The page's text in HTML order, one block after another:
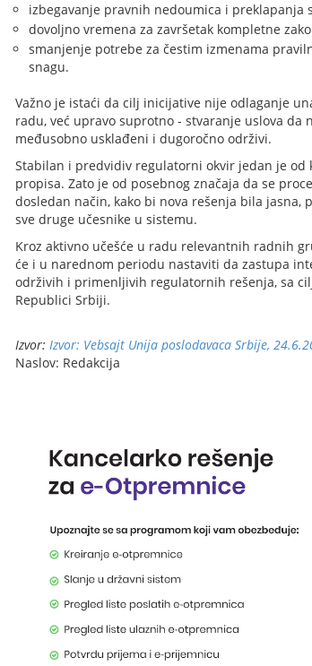
izbegavanje pravnih nedoumica i preklapanja
dovoljno vremena za završetak kompletne
smanjenje potrebe za čestim izmenama
snagu.
Važno je istaći da cilj inicijative nije odlaganje
radu, već upravo suprotno - stvaranje uslova
međusobno usklađeni i dugoročno održivi.
Stabilan i predvidiv regulatorni okvir jedan je
propisa. Zato je od posebnog značaja da se
dosledan način, kako bi nova rešenja bila jasna,
sve druge učesnike u sistemu.
Kroz aktivno učešće u radu relevantnih radnih
će i u narednom periodu nastaviti da zastupa
održivih i primenljivih regulatornih rešenja, sa
Republici Srbiji.
Izvor: Izvor: Vebsajt Unija poslodavaca Srbije,
Naslov: Redakcija